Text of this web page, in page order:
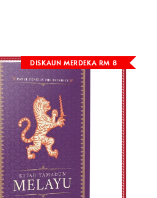
DISKAUN MERDEKA RM 8